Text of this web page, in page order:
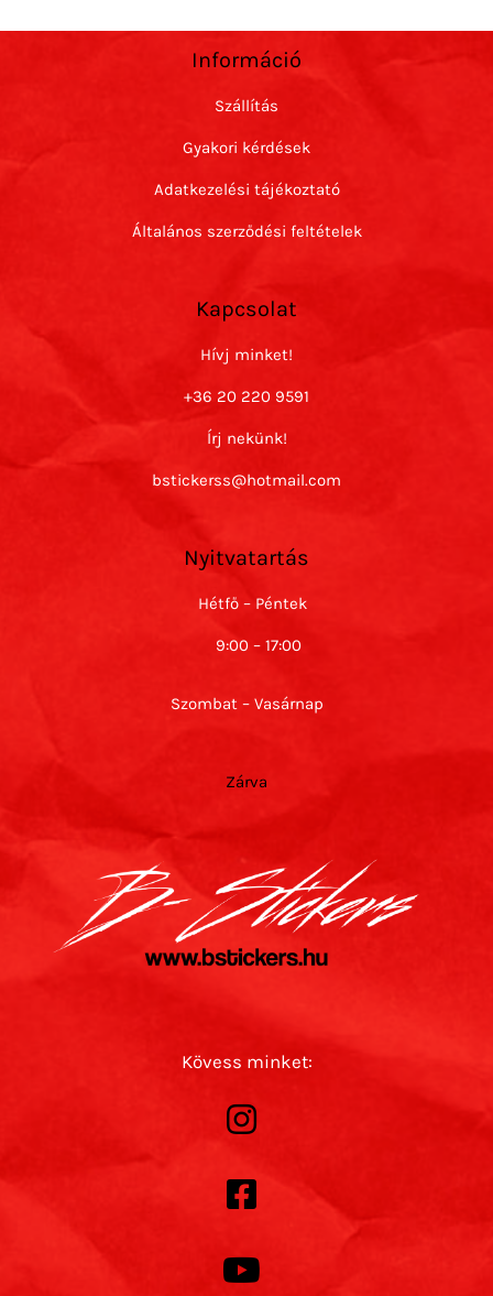
Információ
Szállítás
Gyakori kérdések
Adatkezelési tájékoztató
Általános szerződési feltételek
Kapcsolat
Hívj minket!
+36 20 220 9591
Írj nekünk!
bstickerss@hotmail.com
Nyitvatartás
Hétfő – Péntek
9:00 – 17:00
Szombat – Vasárnap
Zárva
Kövess minket: